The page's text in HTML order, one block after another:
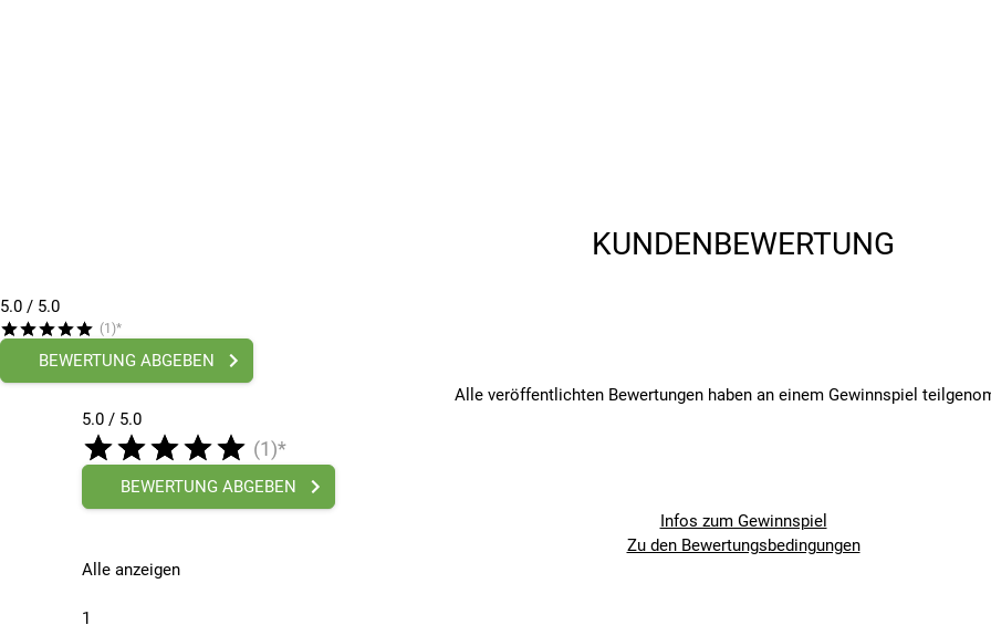
KUNDENBEWERTUNG
5.0 / 5.0
(1)*
BEWERTUNG ABGEBEN
Alle veröffentlichten Bewertungen haben an einem Gewinnspiel
5.0 / 5.0
(1)*
BEWERTUNG ABGEBEN
Infos zum Gewinnspiel
Zu den Bewertungsbedingungen
Alle anzeigen
1